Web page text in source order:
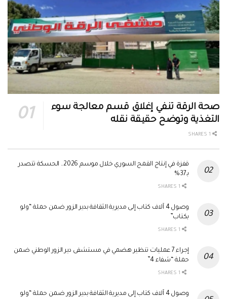
صحة الرقة تنفي إغلاق قسم معالجة سوء
التغذية وتوضح حقيقة نقله
قفزة في إنتاج القمح السوري خلال موسم 2026.. الحسكة تتصدر
بـ37%
وصول 4 آلاف كتاب إلى مديرية الثقافة بدير الزور ضمن حملة “ولو
بكتاب”
إجراء 7 عمليات تنظير هضمي في مستشفى دير الزور الوطني ضمن
حملة “شفاء 4”
وصول 4 آلاف كتاب إلى مديرية الثقافة بدير الزور ضمن حملة “ولو